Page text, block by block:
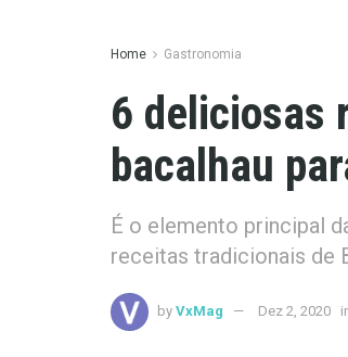
Home Gastronomia
6 deliciosas
bacalhau
É o elemento principal
receitas tradicionais de
by VxMag Dez 2, 2020